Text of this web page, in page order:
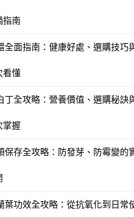
指南
全面指南：健康好處、選購技巧
看懂
丁全攻略：營養價值、選購秘訣
掌握
保存全攻略：防發芽、防霉變的
葉功效全攻略：從抗氧化到日常